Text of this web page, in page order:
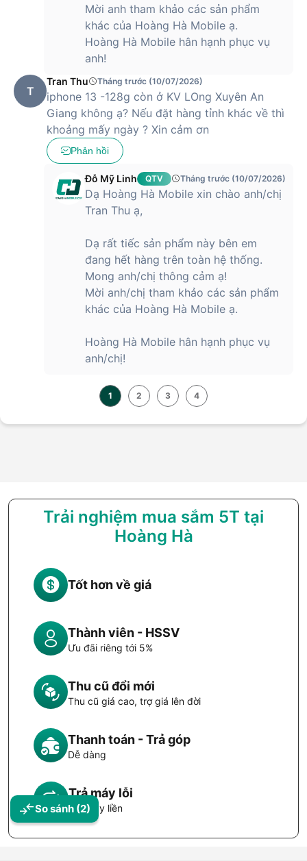
So sánh (2)
Mời anh tham khảo các sản phẩm
khác của Hoàng Hà Mobile ạ.
Hoàng Hà Mobile hân hạnh phục vụ
anh!
T
Tran Thu Tháng trước (10/07/2026)
iphone 13 -128g còn ở KV LOng Xuyên An
Giang không ạ? Nếu đặt hàng tỉnh khác về thì
khoảng mấy ngày ? Xin cảm ơn
Phản hồi
Đỗ Mỹ Linh QTV Tháng trước (10/07/2026)
Dạ Hoàng Hà Mobile xin chào anh/chị
Tran Thu ạ,
Dạ rất tiếc sản phẩm này bên em
đang hết hàng trên toàn hệ thống.
Mong anh/chị thông cảm ạ!
Mời anh/chị tham khảo các sản phẩm
khác của Hoàng Hà Mobile ạ.
Hoàng Hà Mobile hân hạnh phục vụ
anh/chị!
1 2 3 4
Trải nghiệm mua sắm 5T tại
Hoàng Hà
Tốt hơn về giá
Thành viên - HSSV
Ưu đãi riêng tới 5%
Thu cũ đổi mới
Thu cũ giá cao, trợ giá lên đời
Thanh toán - Trả góp
Dễ dàng
Trả máy lỗi
Đổi máy liền